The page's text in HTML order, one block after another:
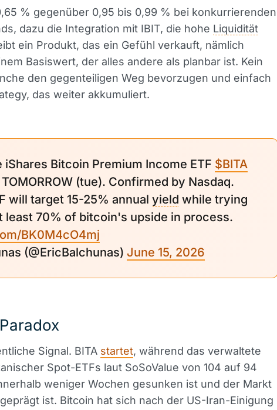
% gegenüber 0,95 bis 0,99 % bei konkurrierenden
dazu die Integration mit IBIT, die hohe Liquidität
ein Produkt, das ein Gefühl verkauft, nämlich
Basiswert, der alles andere als planbar ist. Kein
den gegenteiligen Weg bevorzugen und einfach
das weiter akkumuliert.
iShares Bitcoin Premium Income ETF $BITA
(tue). Confirmed by Nasdaq.
will target 15-25% annual yield while trying
least 70% of bitcoin's upside in process.
BK0M4cO4mj
(@EricBalchunas) June 15, 2026
Signal. BITA startet, während das verwaltete
Spot-ETFs laut SoSoValue von 104 auf 94
weniger Wochen gesunken ist und der Markt
ist. Bitcoin hat sich nach der US-Iran-Einigung